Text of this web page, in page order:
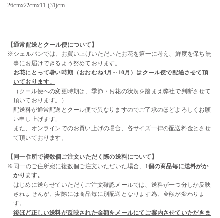
26cmx22cmx11 (31)cm
【通常配送とクール便について】
※シェルバンでは、お買い上げいただいたお花を第一に考え、鮮度を保ち無
事にお届けできるよう努めております。
お花にとって暑い時期（おおむね4月～10月）はクール便で配送させて頂
いております。
（クール便への変更時期は、季節・お花の状況を踏まえ弊社で判断させて
頂いております。）
配送料が通常配送とクール便で異なりますのでご了承のほどよろしくお願
い申し上げます。
また、オンラインでのお買い上げの場合、各サイズ一律の配送料金とさせ
て頂いております。
【同一住所で複数個ご注文いただく際の送料について】
※同一のご住所宛に複数個ご注文いただいた場合、 1個の商品毎に送料がか
かります。
はじめに送らせていただくご注文確認メールでは、送料が一つ分しか反映
されませんが、実際には商品毎に別配送となります為、金額が変わりま
す。
後ほど正しい送料が反映された金額をメールにてご案内させていただきま